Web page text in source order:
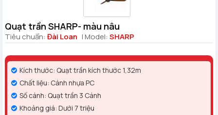
Quạt trần SHARP- màu nâu
Tiêu chuẩn: Đài Loan | Model: SHARP
Kích thước: Quạt trần kích thước 1,32m
Chất liệu: Cánh nhựa PC
Số cánh: Quạt trần 3 Cánh
Khoảng giá: Dưới 7 triệu